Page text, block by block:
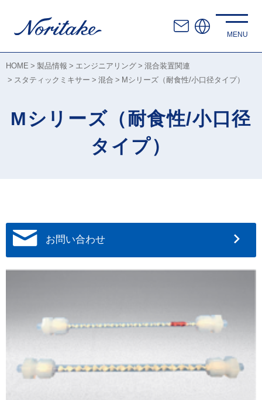
HOME 製品情報 エンジニアリング
混合装置関連
スタティックミキサー
混合 Mシリーズ（耐食性/小口径タイプ）
Mシリーズ（耐食性/小口径
タイプ）
お問い合わせ